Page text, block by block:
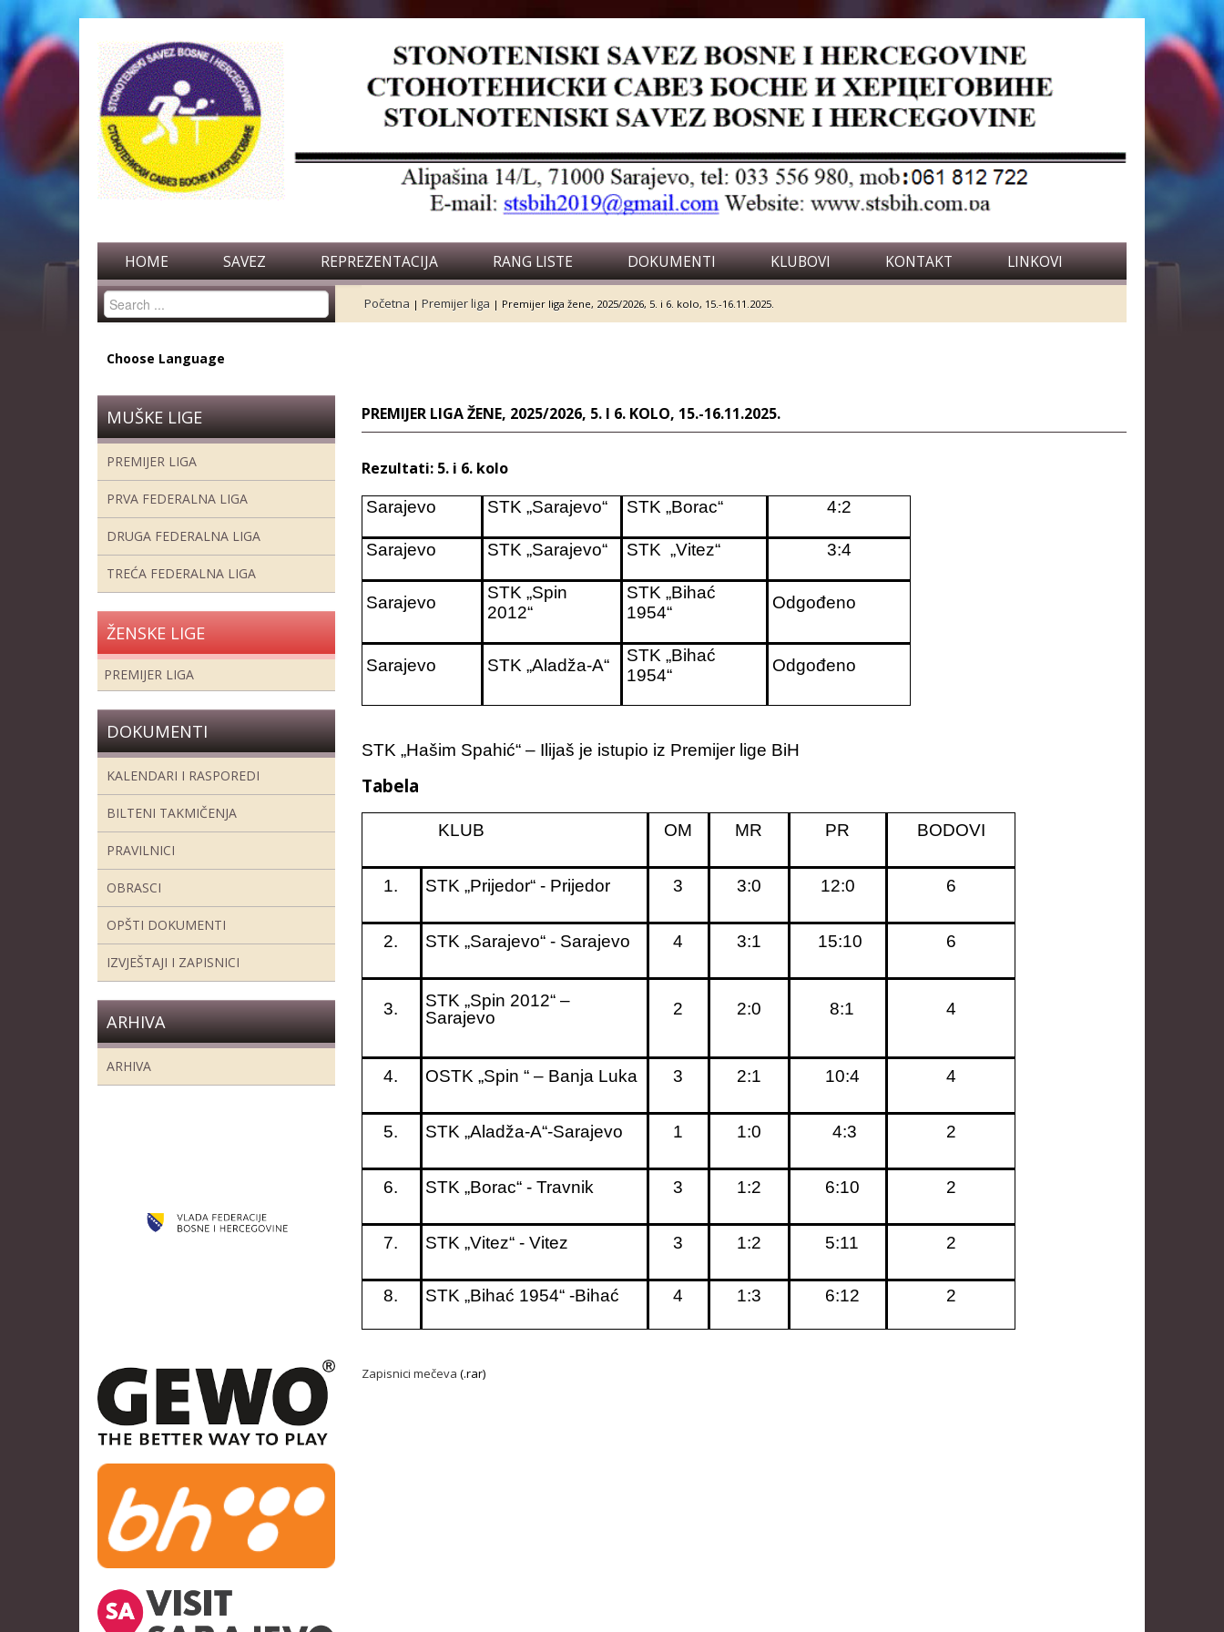
HOME SAVEZ REPREZENTACIJA RANG LISTE DOKUMENTI KLUBOVI KONTAKT LINKOVI
Search
...
Choose Language
Početna | Premijer liga | Premijer liga žene, 2025/2026, 5. i 6. kolo, 15.-16.11.2025.
MUŠKE LIGE
PREMIJER LIGA
PRVA FEDERALNA LIGA
DRUGA FEDERALNA LIGA
TREĆA FEDERALNA LIGA
ŽENSKE LIGE
PREMIJER LIGA
DOKUMENTI
KALENDARI I RASPOREDI
BILTENI TAKMIČENJA
PRAVILNICI
OBRASCI
OPŠTI DOKUMENTI
IZVJEŠTAJI I ZAPISNICI
ARHIVA
ARHIVA
PREMIJER LIGA ŽENE, 2025/2026, 5. I 6. KOLO, 15.-16.11.2025.
Rezultati: 5. i 6. kolo
Sarajevo STK „Sarajevo“ STK „Borac“ 4:2
Sarajevo STK „Sarajevo“ STK „Vitez“ 3:4
Sarajevo
STK „Spin
2012“
STK „Bihać
1954“
Odgođeno
Sarajevo STK „Aladža-A“
STK „Bihać
1954“
Odgođeno
STK „Hašim Spahić“ – Ilijaš je istupio iz Premijer lige BiH
Tabela
KLUB OM MR PR BODOVI
1. STK „Prijedor“ - Prijedor 3 3:0 12:0 6
2. STK „Sarajevo“ - Sarajevo 4 3:1 15:10 6
3.
STK „Spin 2012“ –
Sarajevo
2 2:0 8:1 4
4. OSTK „Spin “ – Banja Luka 3 2:1 10:4 4
5. STK „Aladža-A“-Sarajevo 1 1:0 4:3 2
6. STK „Borac“ - Travnik 3 1:2 6:10 2
7. STK „Vitez“ - Vitez 3 1:2 5:11 2
8. STK „Bihać 1954“ -Bihać 4 1:3 6:12 2
Zapisnici mečeva (.rar)